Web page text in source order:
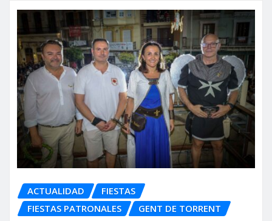
ACTUALIDAD
FIESTAS
FIESTAS PATRONALES
GENT DE TORRENT